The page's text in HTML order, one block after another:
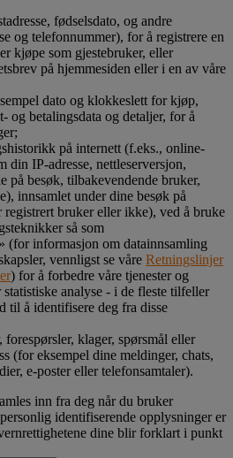
fødselsdato, og andre
og telefonnummer), for å registrere en
kjøpe som gjestebruker, eller
på hjemmesiden eller i en av våre
dato og klokkeslett for kjøp,
og betalingsdata og detaljer, for å
på internett (f.eks., online-
din IP-adresse, nettleserversjon,
på besøk, tilbakevendende bruker,
innsamlet under dine besøk på
registrert bruker eller ikke), ved å bruke
så som
(for informasjon om datainnsamling
vennligst se våre Retningslinjer
) for å forbedre våre tjenester og
analyse - i de fleste tilfeller
å identifisere deg fra disse
klager, spørsmål eller
(for eksempel dine meldinger, chats,
e-poster eller telefonsamtaler).
inn fra deg når du bruker
identifiserende opplysninger er
dine blir forklart i punkt